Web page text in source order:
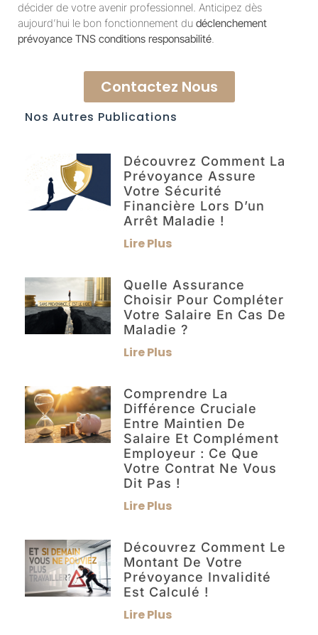
décider de votre avenir professionnel. Anticipez dès
aujourd’hui le bon fonctionnement du déclenchement
prévoyance TNS conditions responsabilité
Contactez Nous
Nos Autres Publications
Découvrez Comment La
Prévoyance Assure
Votre Sécurité
Financière Lors D’un
Arrêt Maladie !
Lire Plus
Quelle Assurance
Choisir Pour Compléter
Votre Salaire En Cas De
Maladie ?
Lire Plus
Comprendre La
Différence Cruciale
Entre Maintien De
Salaire Et Complément
Employeur : Ce Que
Votre Contrat Ne Vous
Dit Pas !
Lire Plus
Découvrez Comment Le
Montant De Votre
Prévoyance Invalidité
Est Calculé !
Lire Plus